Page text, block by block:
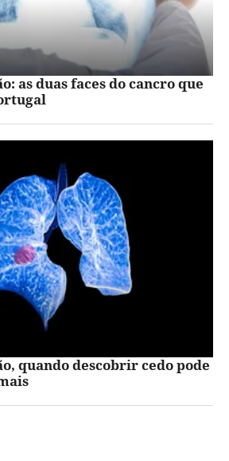
as duas faces do cancro que
quando descobrir cedo pode